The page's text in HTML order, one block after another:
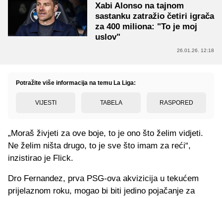
Xabi Alonso na tajnom
sastanku zatražio četiri igrača
za 400 miliona: "To je moj
uslov"
26.01.26. 12:18
Potražite više informacija na temu La Liga:
VIJESTI TABELA RASPORED
„Moraš živjeti za ove boje, to je ono što želim vidjeti.
Ne želim ništa drugo, to je sve što imam za reći“,
inzistirao je Flick.
Dro Fernandez, prva PSG-ova akvizicija u tekućem
prijelaznom roku, mogao bi biti jedino pojačanje za